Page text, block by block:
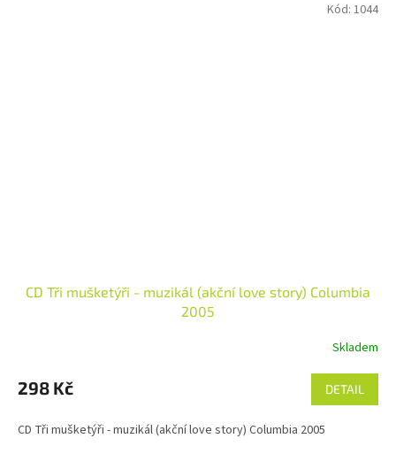
CD Tři mušketýři - muzikál (akční love story) Columbia
2005
Skladem
298 Kč DETAIL
CD Tři mušketýři - muzikál (akční love story) Columbia 2005
Kód: 1044